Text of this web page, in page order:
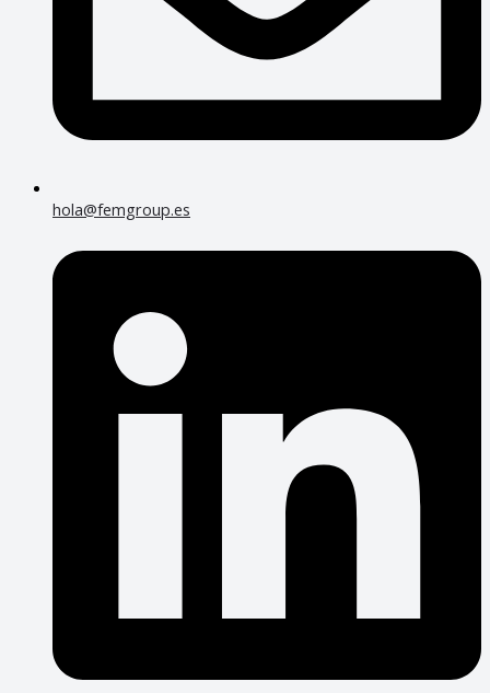
hola@femgroup.es